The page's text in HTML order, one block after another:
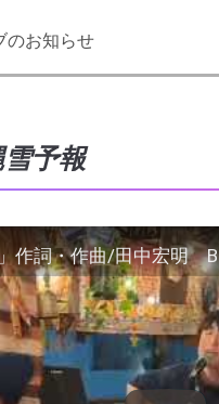
のお知らせ
予報